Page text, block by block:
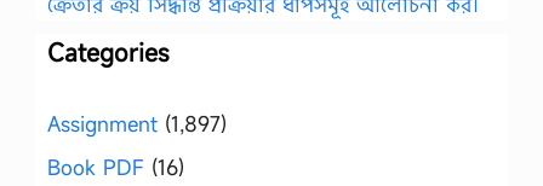
Categories
Assignment (1,897)
Book PDF (16)